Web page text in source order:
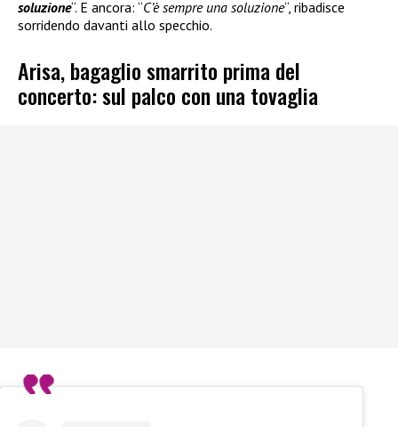
soluzione“. E ancora: “C’è sempre una soluzione“, ribadisce
sorridendo davanti allo specchio.
Arisa, bagaglio smarrito prima del
concerto: sul palco con una tovaglia